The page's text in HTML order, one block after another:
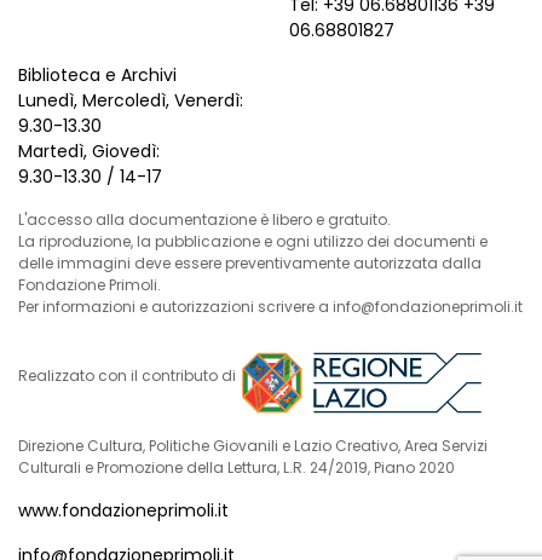
Tel: +39 06.68801136 +39
06.68801827
Biblioteca e Archivi
Lunedì, Mercoledì, Venerdì:
9.30-13.30
Martedì, Giovedì:
9.30-13.30 / 14-17
L'accesso alla documentazione è libero e gratuito.
La riproduzione, la pubblicazione e ogni utilizzo dei documenti e
delle immagini deve essere preventivamente autorizzata dalla
Fondazione Primoli.
Per informazioni e autorizzazioni scrivere a info@fondazioneprimoli.it
Realizzato con il contributo di
Direzione Cultura, Politiche Giovanili e Lazio Creativo, Area Servizi
Culturali e Promozione della Lettura, L.R. 24/2019, Piano 2020
www.fondazioneprimoli.it
info@fondazioneprimoli.it